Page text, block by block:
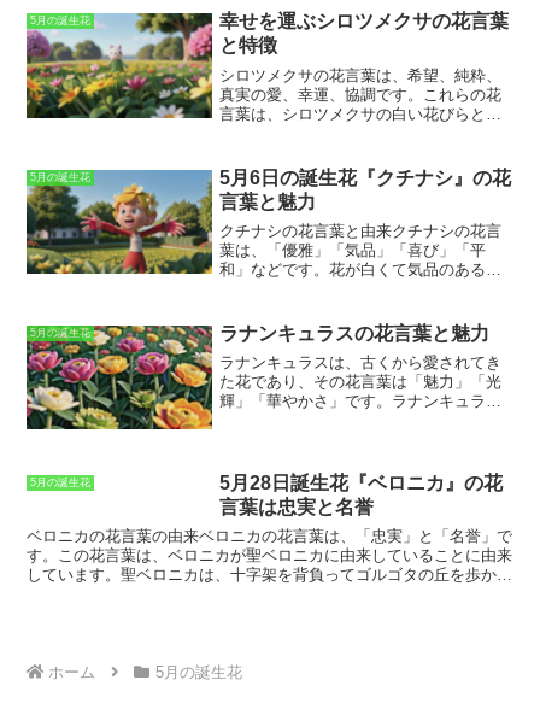
所を好み、日当たりの良い場所を好むの
で、日当たりの良い場所を好む日当たり
の良い場所を好む日当たりの良い場所で
育てるのがおすすめです。
多年草で、原産地はヨーロッパです。日
本では、平安時代から親しまれており、
端午の節句に飾る花として定着していま
す。 アヤメの花は、青、紫、白など、
様々な色があります。花びらは6枚で、
中央に黄色の斑点があります。花期は5月
み、水はけの良い土壌でよく育ちます。
庭植えや鉢植えで楽しむことができま
す。
5月の誕生花
幸せを運ぶシロツメクサの花言葉
と特徴
シロツメクサの花言葉は、希望、純粋、
真実の愛、幸運、協調です。
これらの花
言葉は、シロツメクサの白い花びらと、
産の多年草で、世界中に分布していま
す。日本では、北海道から沖縄まで、全
国各地で見ることができます。シロツメ
クサは、乾燥した草地や道端などに生息
し、白い花を咲かせます。シロツメクサ
の花は、4枚から6枚の花びらがあり、花
され、実を結ぶと、中に小さな種が入っ
ています。シロツメクサの種は、風や動
物によって運ばれ、新しい場所に根付い
て、新しい株を形成します。シロツメク
サは、花言葉が良く、丈夫で育てやすい
にも利用されています。
5月の誕生花
5月6日の誕生花『クチナシ』の花
言葉と魅力
クチナシの花言葉と由来クチナシの花言
葉は、「優雅」「気品」「喜び」「平
和」などです。花が白くて気品のあるこ
から、古くから愛されてきた花です。花
言葉の由来は、クチナシの果実が、昔、
口紅の材料として使われていたことにあ
ります。口紅の材料として使われていた
ことから、「口無し」という名前が付け
5月の誕生花 ラナンキュラスの花言葉と魅力
ラナンキュラスは、古くから愛されてき
た花であり、その花言葉は 「魅力」「光
輝」「華やかさ」です。ラナンキュラス
スは、バラのような花姿をしているた
め、「 バラに似た花」という意味のギリ
シャ語「ランクス」が語源とされていま
す。ラナンキュラスには、赤、ピンク、
白、黄色、オレンジなど、さまざまな色
の花が咲きます。花の形も、一重咲き、
ラスを見ることができます。
5月の誕生花
5月28日誕生花『ベロニカ』の花
言葉は忠実と名誉
ベロニカの花言葉の由来ベロニカの花言葉は、「忠実」と「名誉」で
す。この花言葉は、ベロニカが聖ベロニカに由来していることに由来
しています。聖ベロニカは、十字架を背負ってゴルゴタの丘を歩かれ
うになりました。また、ベロニカの花は、聖ベロニカにちなんで名付
ホーム 5月の誕生花